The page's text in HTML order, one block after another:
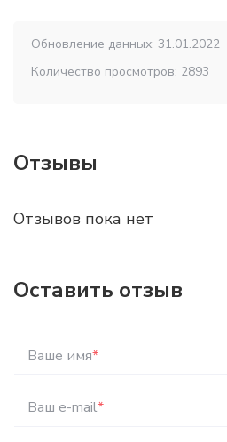
Обновление данных: 31.01.2022
Количество просмотров: 2893
Отзывы
Отзывов пока нет
Оставить отзыв
Ваше имя*
Ваш e-mail*